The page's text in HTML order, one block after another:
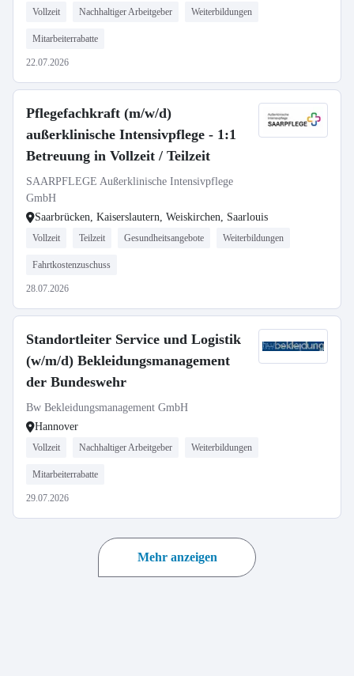
Vollzeit Nachhaltiger Arbeitgeber Weiterbildungen
Mitarbeiterrabatte
22.07.2026
Pflegefachkraft (m/w/d)
außerklinische Intensivpflege - 1:1
Betreuung in Vollzeit / Teilzeit
SAARPFLEGE Außerklinische Intensivpflege
GmbH
Saarbrücken, Kaiserslautern, Weiskirchen, Saarlouis
Vollzeit Teilzeit Gesundheitsangebote Weiterbildungen
Fahrtkostenzuschuss
28.07.2026
Standortleiter Service und Logistik
(w/m/d) Bekleidungsmanagement
der Bundeswehr
Bw Bekleidungsmanagement GmbH
Hannover
Vollzeit Nachhaltiger Arbeitgeber Weiterbildungen
Mitarbeiterrabatte
29.07.2026
Mehr anzeigen